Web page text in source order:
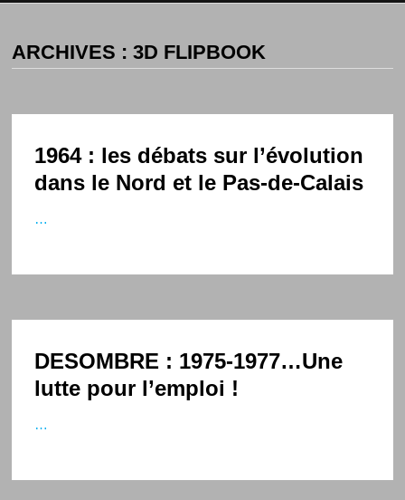
ARCHIVES : 3D FLIPBOOK
1964 : les débats sur l’évolution
dans le Nord et le Pas-de-Calais
…
DESOMBRE : 1975-1977…Une
lutte pour l’emploi !
…